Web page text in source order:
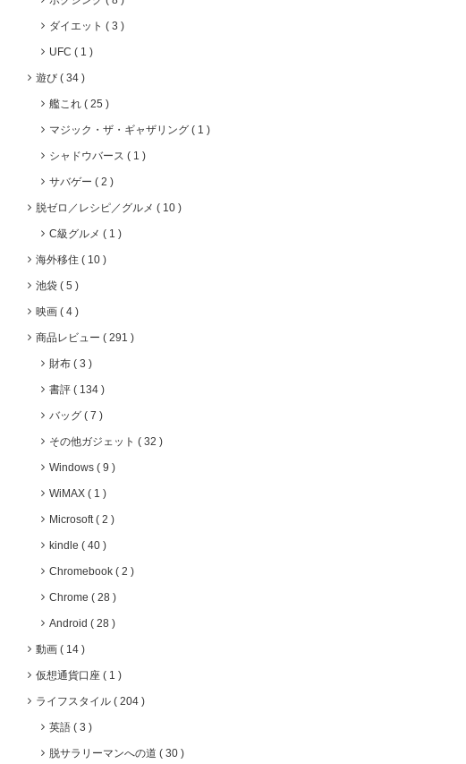
ダイエット 3
UFC 1
遊び 34
艦これ 25
マジック・ザ・ギャザリング 1
シャドウバース 1
サバゲー 2
脱ゼロ／レシピ／グルメ 10
C級グルメ 1
海外移住 10
池袋 5
映画 4
商品レビュー 291
財布 3
書評 134
バッグ 7
その他ガジェット 32
Windows 9
WiMAX 1
Microsoft 2
kindle 40
Chromebook 2
Chrome 28
Android 28
動画 14
仮想通貨口座 1
ライフスタイル 204
英語 3
脱サラリーマンへの道 30